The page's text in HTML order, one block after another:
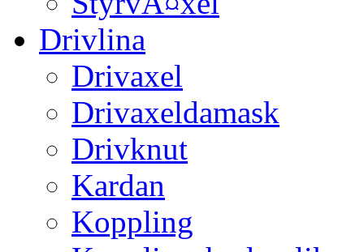
Drivlina
Drivaxel
Drivaxeldamask
Drivknut
Kardan
Koppling